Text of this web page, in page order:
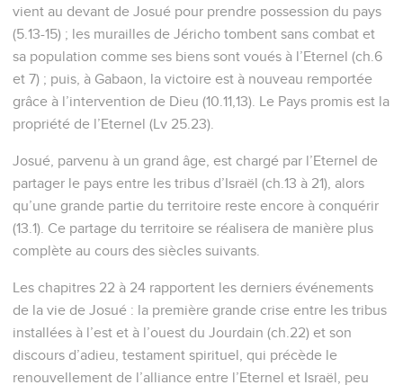
vient au devant de Josué pour prendre possession du pays
(5.13-15) ; les murailles de Jéricho tombent sans combat et
sa population comme ses biens sont voués à l’Eternel (ch.6
et 7) ; puis, à Gabaon, la victoire est à nouveau remportée
grâce à l’intervention de Dieu (10.11,13). Le Pays promis est la
propriété de l’Eternel (Lv 25.23).
Josué, parvenu à un grand âge, est chargé par l’Eternel de
partager le pays entre les tribus d’Israël (ch.13 à 21), alors
qu’une grande partie du territoire reste encore à conquérir
(13.1). Ce partage du territoire se réalisera de manière plus
complète au cours des siècles suivants.
Les chapitres 22 à 24 rapportent les derniers événements
de la vie de Josué : la première grande crise entre les tribus
installées à l’est et à l’ouest du Jourdain (ch.22) et son
discours d’adieu, testament spirituel, qui précède le
renouvellement de l’alliance entre l’Eternel et Israël, peu